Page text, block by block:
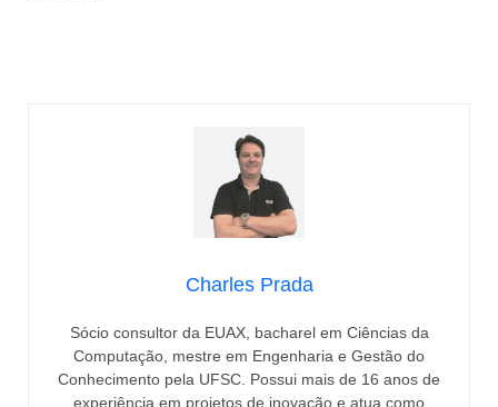
Charles Prada
Sócio consultor da EUAX, bacharel em Ciências da
Computação, mestre em Engenharia e Gestão do
Conhecimento pela UFSC. Possui mais de 16 anos de
experiência em projetos de inovação e atua como